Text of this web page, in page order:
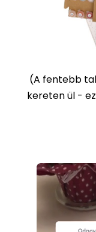
(A fentebb
kereten ül -